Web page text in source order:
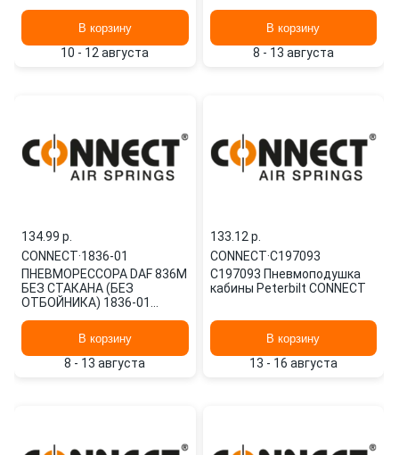
В корзину
10 - 12 августа
В корзину
8 - 13 августа
134.99 p.
CONNECT·1836-01
ПНЕВМОРЕССОРА DAF 836M
БЕЗ СТАКАНА (БЕЗ
ОТБОЙНИКА) 1836-01
В корзину
8 - 13 августа
133.12 p.
CONNECT·C197093
C197093 Пневмоподушка
кабины Peterbilt CONNECT
В корзину
13 - 16 августа